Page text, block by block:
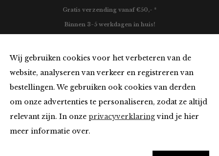
Wij gebruiken cookies voor het verbeteren van de
website, analyseren van verkeer en registreren van
bestellingen. We gebruiken ook cookies van derden
om onze advertenties te personaliseren, zodat ze altijd
relevant zijn. In onze privacyverklaringvind je hier
meer informatie over.
Gratis verzending vanaf €50,- *
Binnen 3-5 werkdagen in huis!
Blazers & Jassen